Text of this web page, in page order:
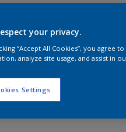
your privacy.
“Accept All Cookies”, you agree
analyze site usage, and assist in
Settings